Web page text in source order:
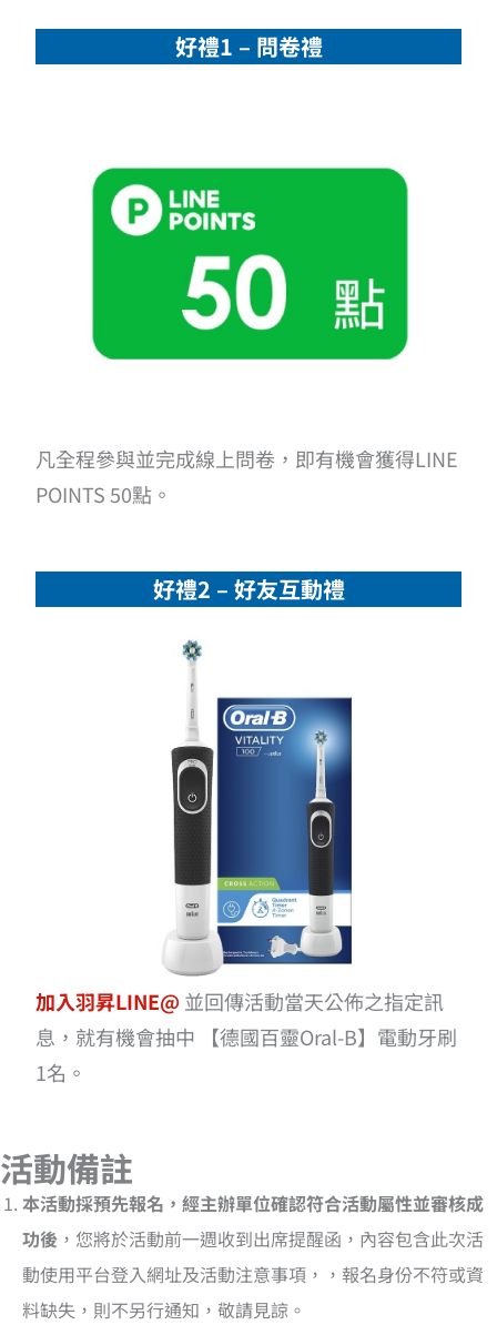
好禮1 – 問卷禮
凡全程參與並完成線上問卷，即有機會獲得LINE
POINTS 50點。
好禮2 – 好友互動禮
加入羽昇LINE@ 並回傳活動當天公佈之指定訊
息，就有機會抽中 【德國百靈Oral-B】電動牙刷
1名。
活動備註
本活動採預先報名，經主辦單位確認符合活動屬性並審核成
功後 ，您將於活動前一週收到出席提醒函，內容包含此次活
動使用平台登入網址及活動注意事項，，報名身份不符或資
料缺失，則不另行通知，敬請見諒。